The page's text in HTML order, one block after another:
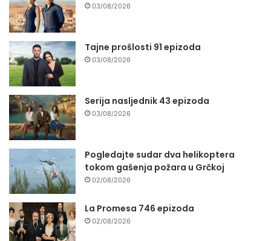
03/08/2026
Tajne prošlosti 91 epizoda
03/08/2026
Serija nasljednik 43 epizoda
03/08/2026
Pogledajte sudar dva helikoptera
tokom gašenja požara u Grčkoj
02/08/2026
La Promesa 746 epizoda
02/08/2026